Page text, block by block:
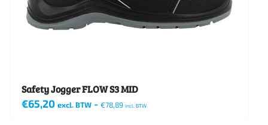
worden
op
Safety Jogger FLOW S3 MID
€65,20 excl. BTW - €78,89 incl. BTW